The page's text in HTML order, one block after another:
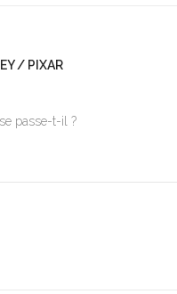
/ PIXAR
passe-t-il ?